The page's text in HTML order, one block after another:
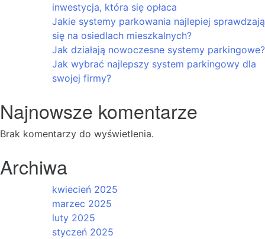
inwestycja, która się opłaca
Jakie systemy parkowania najlepiej sprawdzają
się na osiedlach mieszkalnych?
Jak działają nowoczesne systemy parkingowe?
Jak wybrać najlepszy system parkingowy dla
swojej firmy?
Najnowsze komentarze
Brak komentarzy do wyświetlenia.
Archiwa
kwiecień 2025
marzec 2025
luty 2025
styczeń 2025